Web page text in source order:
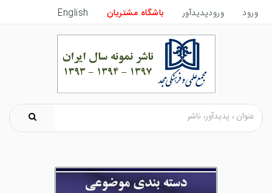
ورود ورودپدیدآور باشگاه مشتریان English